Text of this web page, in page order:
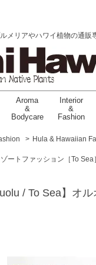
メリアやハワイ植物の通販
Aroma
&
Bodycare
Interior
&
Fashion
> Hula & Hawaiian
ートファッション［To Sea
/ To Sea】オ